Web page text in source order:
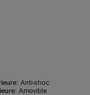
: Anti-shoc
: Amovible